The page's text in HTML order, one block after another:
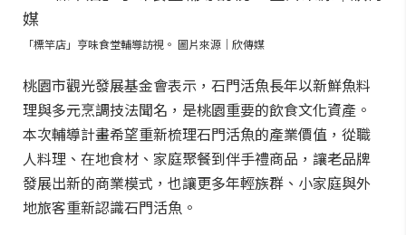
「標竿店」亨味食堂輔導訪視。 圖片來源｜欣傳媒
桃園市觀光發展基金會表示，石門活魚長年以新鮮魚料
理與多元烹調技法聞名，是桃園重要的飲食文化資產。
本次輔導計畫希望重新梳理石門活魚的產業價值，從職
人料理、在地食材、家庭聚餐到伴手禮商品，讓老品牌
發展出新的商業模式，也讓更多年輕族群、小家庭與外
地旅客重新認識石門活魚。